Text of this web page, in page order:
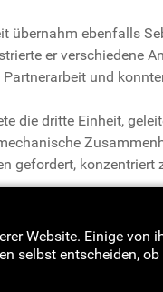
übernahm ebenfalls
er verschiedene
und
die dritte Einheit,
gefordert,
ihre engagierte und
Website. Einige von
selbst entscheiden,